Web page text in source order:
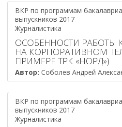
ВКР по программам
выпускников 2017
Журналистика
ОСОБЕННОСТИ РАБОТЫ
НА КОРПОРАТИВНОМ
ПРИМЕРЕ ТРК «НОРД»)
Автор: Соболев Андрей
ВКР по программам
выпускников 2017
Журналистика